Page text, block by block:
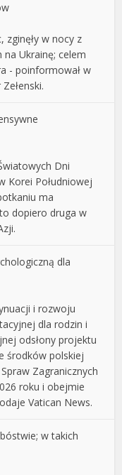
zginęły w nocy z
Ukrainę; celem
- poinformował w
Dni
Korei Południowej
ma
dopiero druga w
dla
i rozwoju
dla rodzin i
odsłony projektu
środków polskiej
Zagranicznych
roku i obejmie
Vatican News.
w takich